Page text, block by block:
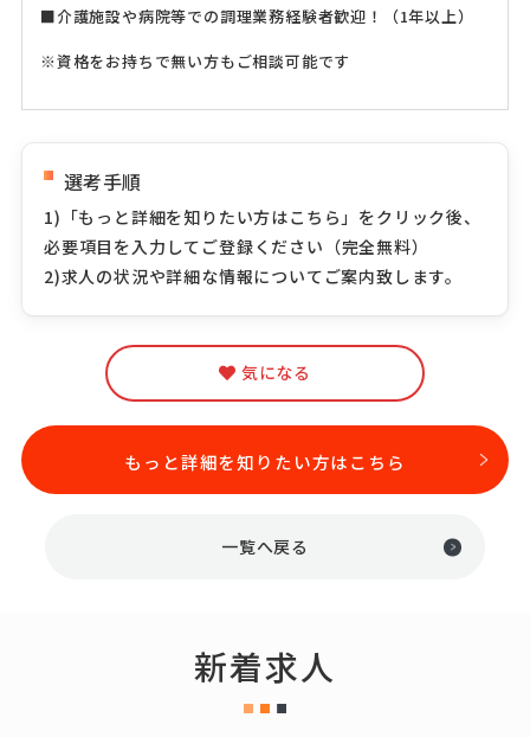
■介護施設や病院等での調理業務経験者歓迎！（1年以上）
※資格をお持ちで無い方もご相談可能です
選考手順
1)「もっと詳細を知りたい方はこちら」をクリック後、
必要項目を入力してご登録ください（完全無料）
2)求人の状況や詳細な情報についてご案内致します。
気になる
もっと詳細を知りたい方はこちら
一覧へ戻る
新着求人